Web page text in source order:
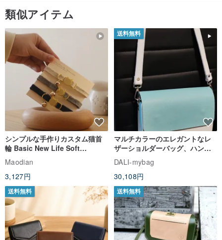
類似アイテム
シンプルな手作りカスタム猫首
輪 Basic New Life Soft
Organic Cat Collar | Simple
Soft Cat Collar
Maodian
3,127円
送料無料
マルチカラーのエレガントなレ
ザーショルダーバッグ、ハンド
メイド
DALI-mybag
30,108円
送料無料 送料無料